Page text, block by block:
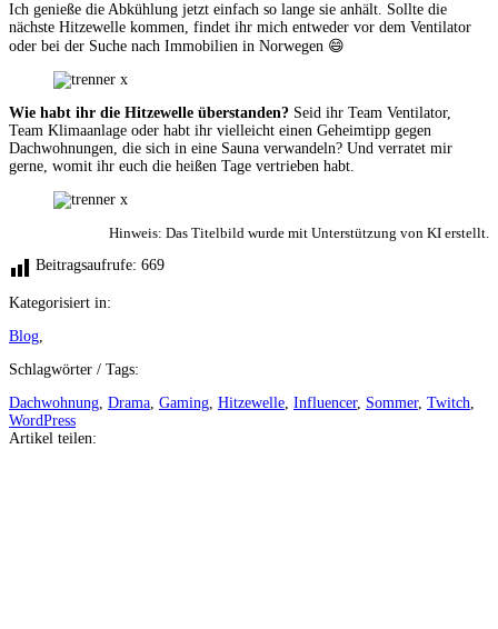
Ich genieße die Abkühlung jetzt einfach so lange sie anhält. Sollte die
nächste Hitzewelle kommen, findet ihr mich entweder vor dem Ventilator
oder bei der Suche nach Immobilien in Norwegen 😄
Wie habt ihr die Hitzewelle überstanden? Seid ihr Team Ventilator,
Team Klimaanlage oder habt ihr vielleicht einen Geheimtipp gegen
Dachwohnungen, die sich in eine Sauna verwandeln? Und verratet mir
gerne, womit ihr euch die heißen Tage vertrieben habt.
Hinweis: Das Titelbild wurde mit Unterstützung von KI erstellt.
Beitragsaufrufe: 669
Kategorisiert in:
Blog,
Schlagwörter / Tags:
Dachwohnung, Drama, Gaming, Hitzewelle, Influencer, Sommer, Twitch,
WordPress
Artikel teilen: